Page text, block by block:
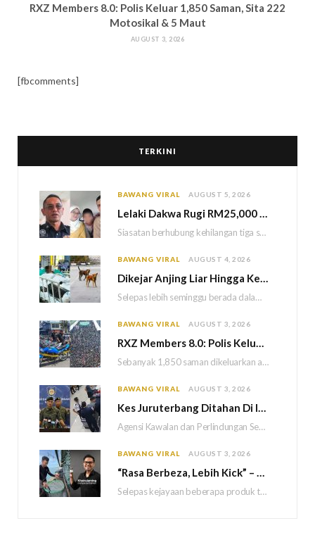
RXZ Members 8.0: Polis Keluar 1,850 Saman, Sita 222
Motosikal & 5 Maut
AUGUST 3, 2026
[fbcomments]
TERKINI
BAWANG VIRAL AUGUST 5, 2026
Lelaki Dakwa Rugi RM25,000 Akibat Hutang Kutu, Polis Siasat Kaitan Dengan Kehilangan Tiga Beranak
Siasatan berhubung kehilangan tiga sekeluarga di Bukit Kayu Hitam kini memasuki perkembangan baharu apabila polis…
BAWANG VIRAL AUGUST 4, 2026
Dikejar Anjing Liar Hingga Kemalangan, Mekanik Berdepan Risiko Kecederaan Otak Kekal
Selepas lebih seminggu berada dalam keadaan koma akibat kemalangan dipercayai berpunca daripada kejadian dikejar sekumpulan…
BAWANG VIRAL AUGUST 3, 2026
RXZ Members 8.0: Polis Keluar 1,850 Saman, Sita 222 Motosikal & 5 Maut
Sebanyak 1,850 saman dikeluarkan atas pelbagai kesalahan lalu lintas manakala 222 motosikal disita sepanjang penganjuran…
BAWANG VIRAL AUGUST 3, 2026
Kes Juruterbang Ditahan Di Indonesia: AKPS Dedah Bagasi Lepasi Saringan KLIA Tanpa Imej Mencurigakan
Agensi Kawalan dan Perlindungan Sempadan Malaysia (AKPS) menjelaskan bahawa semua prosedur pemeriksaan keselamatan di Lapangan…
BAWANG VIRAL AUGUST 3, 2026
“Rasa Berbeza, Lebih Kick” – Khairul Aming Sanggup Turun Ke Laut Demi Hasilkan Sambal Nyet Bilis Baharu
Selepas kejayaan beberapa produk terdahulu, usahawan dan pempengaruh, Khairul Aming kini tampil dengan produk terbaharunya…